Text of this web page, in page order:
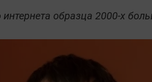
образца 2000-х